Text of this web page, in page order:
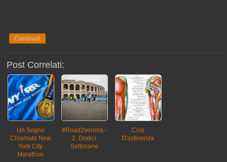
Condividi
Post Correlati:
Un Sogno
Chiamato New
York City
Marathon
#road2verona -
2. Dodici
Settimane
Crisi
D'astinenza